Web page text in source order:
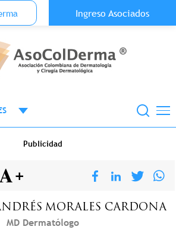
Ingreso Asociados
Publicidad
MORALES CARDONA
MD Dermatólogo